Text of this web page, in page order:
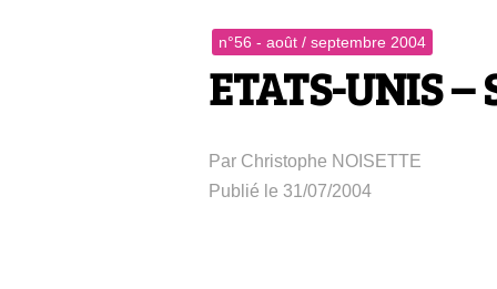
n°56 - août / septembre 2004
ETATS-UNIS
Par Christophe NOISETTE
Publié le 31/07/2004